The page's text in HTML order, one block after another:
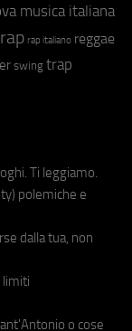
musica italiana
rap rap italiano reggae
swing trap
Ti leggiamo.
polemiche e
dalla tua, non
limiti
o cose